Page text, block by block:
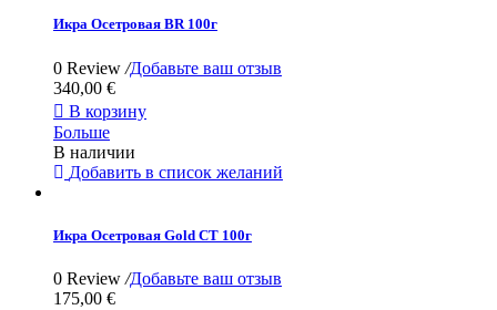
Икра Осетровая BR 100г
0 Review /Добавьте ваш отзыв
340,00 €
 В корзину
Больше
В наличии
Добавить в список желаний
Икра Осетровая Gold CT 100г
0 Review /Добавьте ваш отзыв
175,00 €